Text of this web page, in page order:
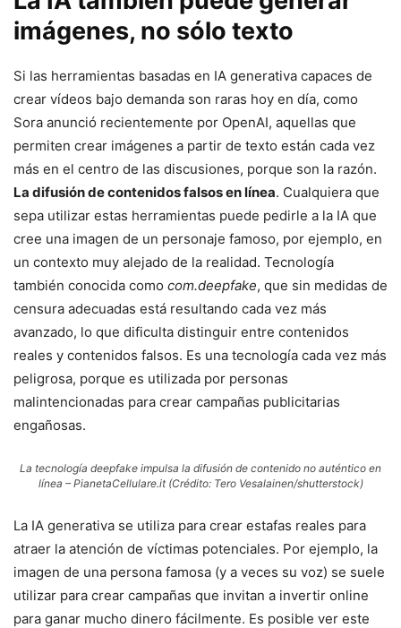
imágenes, no sólo texto
Si las herramientas basadas en IA generativa capaces de
crear vídeos bajo demanda son raras hoy en día, como
Sora anunció recientemente por OpenAI, aquellas que
permiten crear imágenes a partir de texto están cada vez
más en el centro de las discusiones, porque son la razón.
La difusión de contenidos falsos en línea. Cualquiera que
sepa utilizar estas herramientas puede pedirle a la IA que
cree una imagen de un personaje famoso, por ejemplo, en
un contexto muy alejado de la realidad. Tecnología
también conocida como com.deepfake, que sin medidas de
censura adecuadas está resultando cada vez más
avanzado, lo que dificulta distinguir entre contenidos
reales y contenidos falsos. Es una tecnología cada vez más
peligrosa, porque es utilizada por personas
malintencionadas para crear campañas publicitarias
engañosas.
La tecnología deepfake impulsa la difusión de contenido no auténtico en
línea – PianetaCellulare.it (Crédito: Tero Vesalainen/shutterstock)
La IA generativa se utiliza para crear estafas reales para
atraer la atención de víctimas potenciales. Por ejemplo, la
imagen de una persona famosa (y a veces su voz) se suele
utilizar para crear campañas que invitan a invertir online
para ganar mucho dinero fácilmente. Es posible ver este